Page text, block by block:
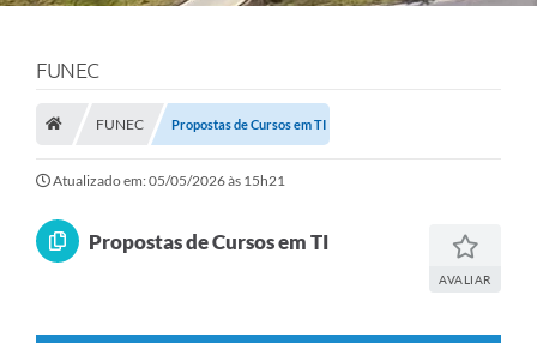
FUNEC
FUNEC Propostas de Cursos em TI
Atualizado em: 05/05/2026 às 15h21
Propostas de Cursos em TI
AVALIAR